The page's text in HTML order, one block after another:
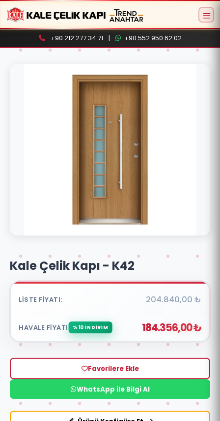
+90 212 277 34 71 | +90 552 950 62 02
Aramaya başlamak için ürün adı veya model
kodu yazın
Kale Çelik Kapı - K42
LISTE FIYATI: 204.840,00 ₺
HAVALE FIYATI: %10 İNDİRİM 184.356,00 ₺
Favorilere Ekle
WhatsApp ile Bilgi Al